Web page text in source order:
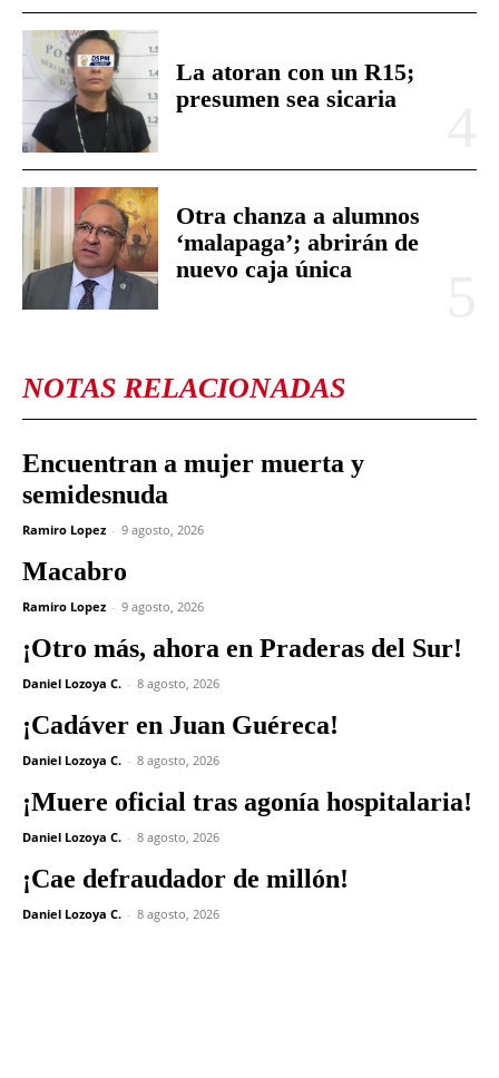
La atoran con un R15;
presumen sea sicaria
Otra chanza a alumnos
‘malapaga’; abrirán de
nuevo caja única
NOTAS RELACIONADAS
Encuentran a mujer muerta y
semidesnuda
Ramiro Lopez - 9 agosto, 2026
Macabro
Ramiro Lopez - 9 agosto, 2026
¡Otro más, ahora en Praderas del Sur!
Daniel Lozoya C. - 8 agosto, 2026
¡Cadáver en Juan Guéreca!
Daniel Lozoya C. - 8 agosto, 2026
¡Muere oficial tras agonía hospitalaria!
Daniel Lozoya C. - 8 agosto, 2026
¡Cae defraudador de millón!
Daniel Lozoya C. - 8 agosto, 2026